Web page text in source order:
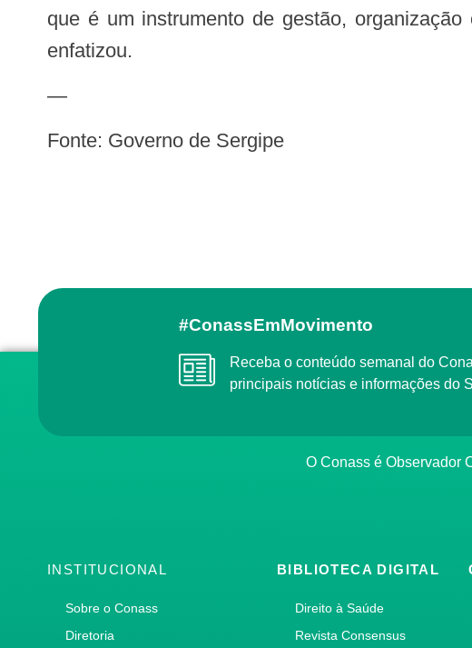
que é um instrumento de gestão,
enfatizou.
—
Fonte: Governo de Sergipe
#ConassEmMovimento
Receba o conteúdo semanal do Conass com as
principais notícias e informações do
O Conass é
INSTITUCIONAL
Sobre o Conass
Diretoria
BIBLIOTECA DIGITAL
Direito à Saúde
Revista Consensus